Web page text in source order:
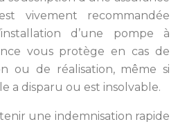
vivement recommandée
d’une pompe à
vous protège en cas de
ou de réalisation, même si
a disparu ou est insolvable.
une indemnisation rapide